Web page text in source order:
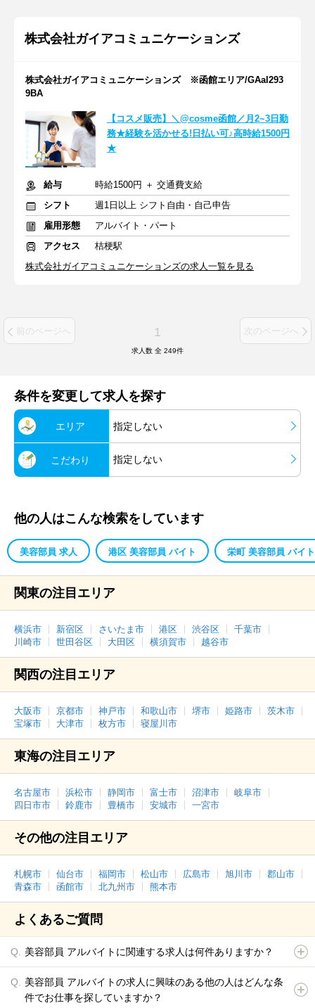
株式会社ガイアコミュニケーションズ
株式会社ガイアコミュニケーションズ ※函館エリア/GAal293
9BA
【コスメ販売】＼@cosme函館／月2~3日勤
務★経験を活かせる!日払い可♪高時給1500円
★
給与
時給1500円 ＋ 交通費支給
シフト
週1日以上 シフト自由・自己申告
雇用形態
アルバイト・パート
アクセス
桔梗駅
株式会社ガイアコミュニケーションズの求人一覧を見る
前のページへ 1 次のページへ
求人数 全 249件
条件を変更して求人を探す
エリア 指定しない
こだわり 指定しない
他の人はこんな検索をしています
美容部員 求人 港区 美容部員 バイト 栄町 美容部員 バイト
関東の注目エリア
横浜市 新宿区 さいたま市 港区 渋谷区
千葉市
川崎市
世田谷区 大田区 横須賀市 越谷市
関西の注目エリア
大阪市 京都市 神戸市 和歌山市 堺市 姫路市
茨木市
宝塚市
大津市 枚方市 寝屋川市
東海の注目エリア
名古屋市 浜松市 静岡市 富士市 沼津市
岐阜市
四日市市
鈴鹿市 豊橋市 安城市 一宮市
その他の注目エリア
札幌市 仙台市 福岡市 松山市 広島市 旭川市
郡山市
青森市
函館市 北九州市 熊本市
よくあるご質問
美容部員 アルバイトに関連する求人は何件ありますか？
美容部員 アルバイトの求人に興味のある他の人はどんな条
件でお仕事を探していますか？